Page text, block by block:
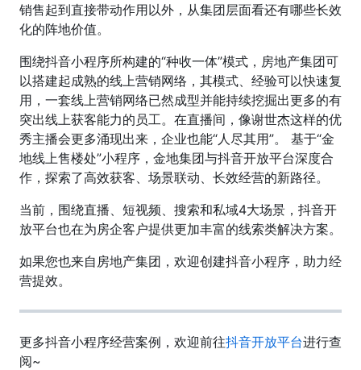
销售起到直接带动作用以外，从集团层面看还有哪些长效
化的阵地价值。
围绕抖音小程序所构建的“种收一体”模式，房地产集团可
以搭建起成熟的线上营销网络，其模式、经验可以快速复
用，一套线上营销网络已然成型并能持续挖掘出更多的有
突出线上获客能力的员工。在直播间，像谢世杰这样的优
秀主播会更多涌现出来，企业也能“人尽其用”。 基于“金
地线上售楼处”小程序，金地集团与抖音开放平台深度合
作，探索了高效获客、场景联动、长效经营的新路径。
当前，围绕直播、短视频、搜索和私域4大场景，抖音开
放平台也在为房企客户提供更加丰富的线索类解决方案。
如果您也来自房地产集团，欢迎创建抖音小程序，助力经
营提效。
更多抖音小程序经营案例，欢迎前往抖音开放平台进行查
阅~